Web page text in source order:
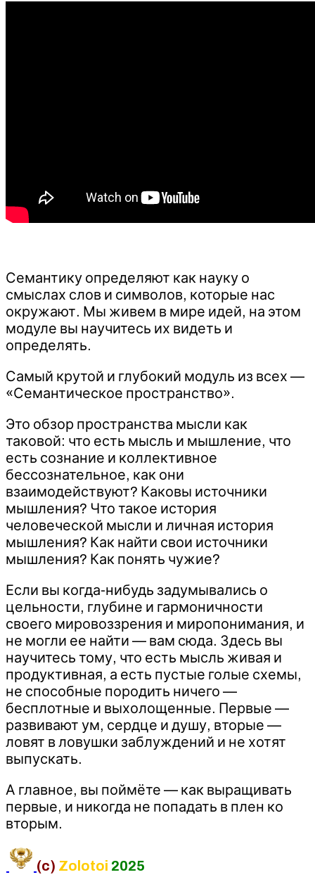
Семантику определяют как науку о
смыслах слов и символов, которые нас
окружают. Мы живем в мире идей, на этом
модуле вы научитесь их видеть и
определять.
Самый крутой и глубокий модуль из всех —
«Семантическое пространство».
Это обзор пространства мысли как
таковой: что есть мысль и мышление, что
есть сознание и коллективное
бессознательное, как они
взаимодействуют? Каковы источники
мышления? Что такое история
человеческой мысли и личная история
мышления? Как найти свои источники
мышления? Как понять чужие?
Если вы когда-нибудь задумывались о
цельности, глубине и гармоничности
своего мировоззрения и миропонимания, и
не могли ее найти — вам сюда. Здесь вы
научитесь тому, что есть мысль живая и
продуктивная, а есть пустые голые схемы,
не способные породить ничего —
бесплотные и выхолощенные. Первые —
развивают ум, сердце и душу, вторые —
ловят в ловушки заблуждений и не хотят
выпускать.
А главное, вы поймёте — как выращивать
первые, и никогда не попадать в плен ко
вторым.
(c) Zolotoi 2025